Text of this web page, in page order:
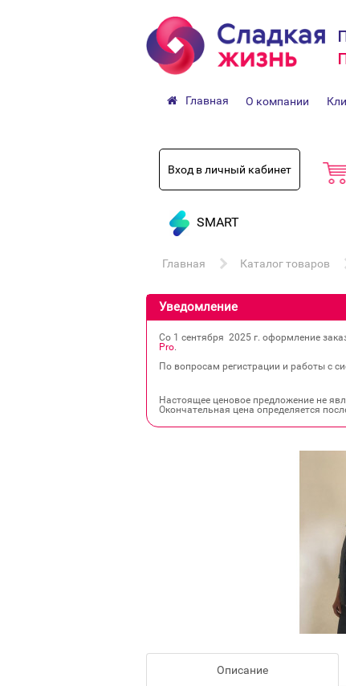
Главная О компании
Вход в личный кабинет
SMART
Главная Каталог товаров
Уведомление
Со 1 сентября 2025 г. оформление
Pro.
По вопросам регистрации и работы с
Настоящее ценовое предложение не
Окончательная цена определяется
Описание